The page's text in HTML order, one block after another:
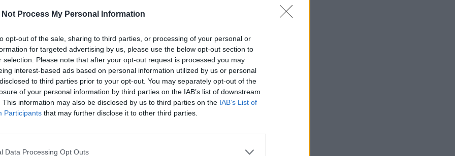
Not Process My Personal Information
opt-out of the sale, sharing to third parties, or processing of your personal or
for targeted advertising by us, please use the below opt-out section to
selection. Please note that after your opt-out request is processed you may
interest-based ads based on personal information utilized by us or personal
to third parties prior to your opt-out. You may separately opt-out of the
of your personal information by third parties on the IAB’s list of downstream
This information may also be disclosed by us to third parties on the IAB’s List of
Participants that may further disclose it to other third parties.
Data Processing Opt Outs